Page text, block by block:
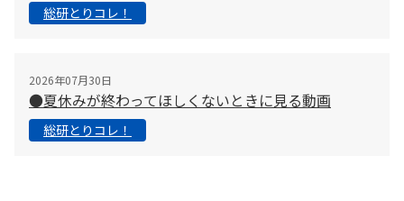
総研とりコレ！
2026年07月30日
●夏休みが終わってほしくないときに見る動画
総研とりコレ！